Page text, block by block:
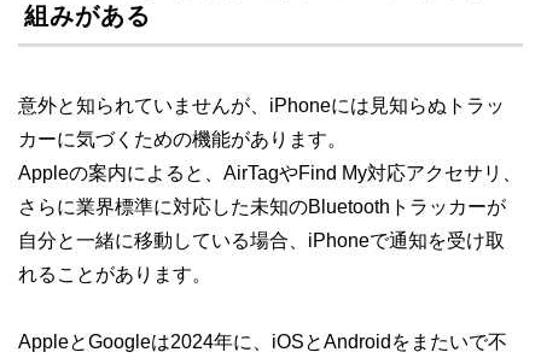
組みがある
意外と知られていませんが、iPhoneには見知らぬトラッ
カーに気づくための機能があります。
Appleの案内によると、AirTagやFind My対応アクセサリ、
さらに業界標準に対応した未知のBluetoothトラッカーが
自分と一緒に移動している場合、iPhoneで通知を受け取
れることがあります。
AppleとGoogleは2024年に、iOSとAndroidをまたいで不